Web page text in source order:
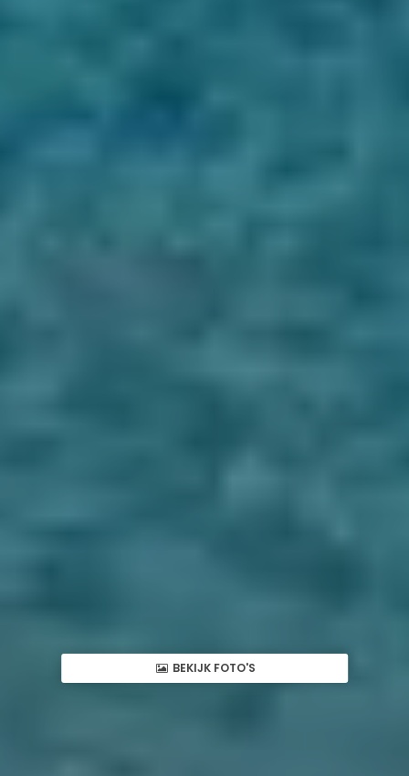
BEKIJK FOTO'S